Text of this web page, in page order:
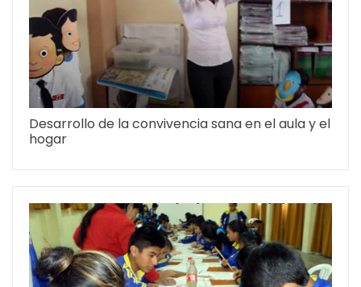
Desarrollo de la convivencia sana en el aula y el
hogar